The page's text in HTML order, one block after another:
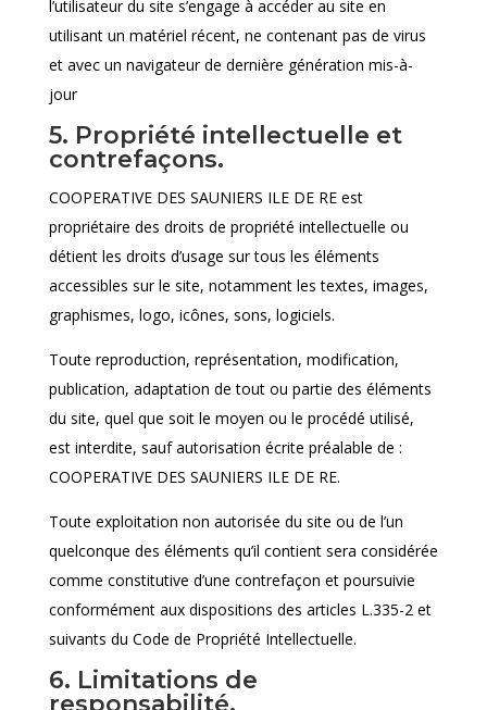
l’utilisateur du site s’engage à accéder au site en
utilisant un matériel récent, ne contenant pas de virus
et avec un navigateur de dernière génération mis-à-
jour
5. Propriété intellectuelle et
contrefaçons.
COOPERATIVE DES SAUNIERS ILE DE RE est
propriétaire des droits de propriété intellectuelle ou
détient les droits d’usage sur tous les éléments
accessibles sur le site, notamment les textes, images,
graphismes, logo, icônes, sons, logiciels.
Toute reproduction, représentation, modification,
publication, adaptation de tout ou partie des éléments
du site, quel que soit le moyen ou le procédé utilisé,
est interdite, sauf autorisation écrite préalable de :
COOPERATIVE DES SAUNIERS ILE DE RE.
Toute exploitation non autorisée du site ou de l’un
quelconque des éléments qu’il contient sera considérée
comme constitutive d’une contrefaçon et poursuivie
conformément aux dispositions des articles L.335-2 et
suivants du Code de Propriété Intellectuelle.
6. Limitations de
responsabilité.